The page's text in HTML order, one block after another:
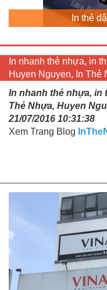
In thẻ
In nhanh thẻ nhựa, in
Huyen Nguyen, In Thẻ
In nhanh thẻ nhựa, in
Thẻ Nhựa, Huyen
21/07/2016 10:31:38
Xem Trang Blog